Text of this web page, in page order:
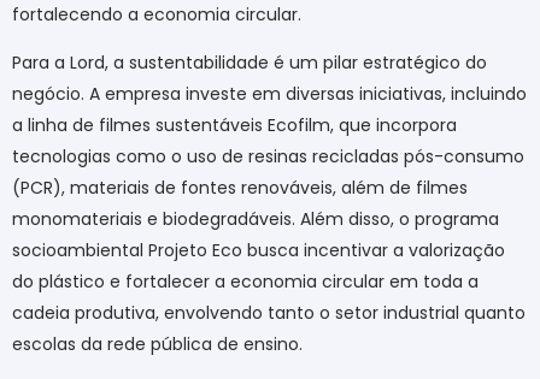
fortalecendo a economia circular.
Para a Lord, a sustentabilidade é um pilar estratégico do
negócio. A empresa investe em diversas iniciativas, incluindo
a linha de filmes sustentáveis Ecofilm, que incorpora
tecnologias como o uso de resinas recicladas pós-consumo
(PCR), materiais de fontes renováveis, além de filmes
monomateriais e biodegradáveis. Além disso, o programa
socioambiental Projeto Eco busca incentivar a valorização
do plástico e fortalecer a economia circular em toda a
cadeia produtiva, envolvendo tanto o setor industrial quanto
escolas da rede pública de ensino.